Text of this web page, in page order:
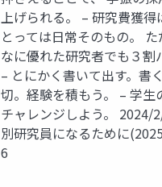
上げられる。 – 研究費獲得
とっては日常そのもの。
なに優れた研究者でも３割
– とにかく書いて出す。書
切。経験を積もう。 – 学生
チャレンジしよう。 2024/
別研究員になるために
6